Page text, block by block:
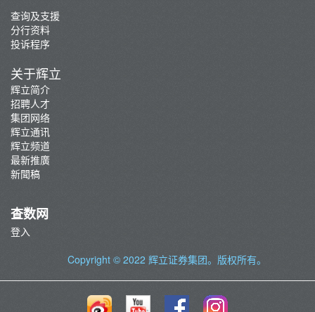
查询及支援
分行资料
投诉程序
关于辉立
辉立简介
招聘人才
集团网络
辉立通讯
辉立频道
最新推廣
新聞稿
查数网
登入
Copyright © 2022 辉立证券集团。版权所有。